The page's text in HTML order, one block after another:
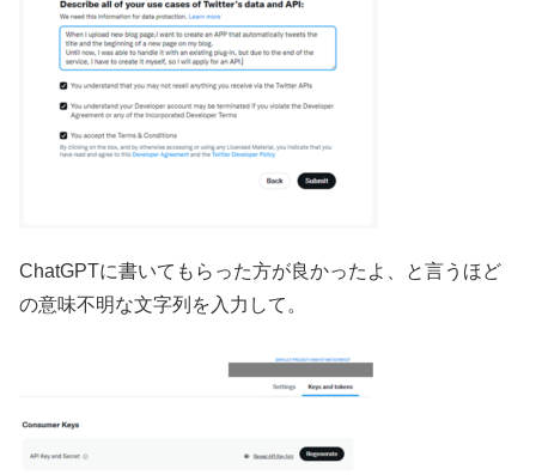
ChatGPTに書いてもらった方が良かったよ、と言うほど
の意味不明な文字列を入力して。